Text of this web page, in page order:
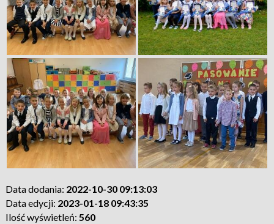
Data dodania: 2022-10-30 09:13:03
Data edycji: 2023-01-18 09:43:35
Ilość wyświetleń: 560